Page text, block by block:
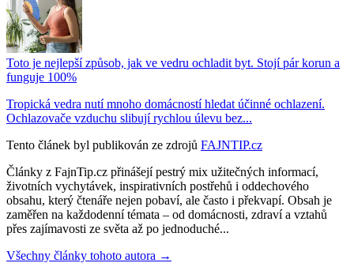
Toto je nejlepší způsob, jak ve vedru ochladit byt. Stojí pár korun a
funguje 100%
Tropická vedra nutí mnoho domácností hledat účinné ochlazení.
Ochlazovače vzduchu slibují rychlou úlevu bez...
Tento článek byl publikován ze zdrojů FAJNTIP.cz
Články z FajnTip.cz přinášejí pestrý mix užitečných informací,
životních vychytávek, inspirativních postřehů i oddechového
obsahu, který čtenáře nejen pobaví, ale často i překvapí. Obsah je
zaměřen na každodenní témata – od domácnosti, zdraví a vztahů
přes zajímavosti ze světa až po jednoduché...
Všechny články tohoto autora →